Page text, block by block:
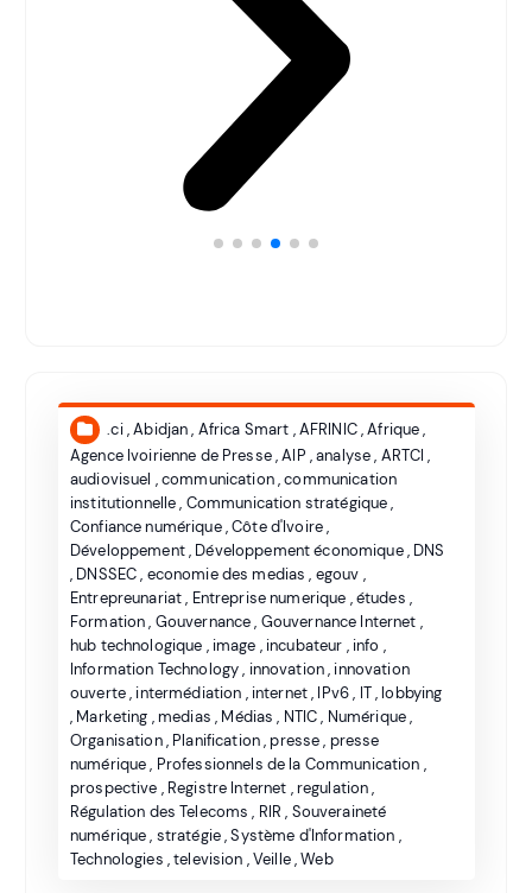
.ci,Abidjan, Africa Smart ,AFRINIC,Afrique,
Agence Ivoirienne de Presse,AIP ,analyse, ARTCI ,
audiovisuel ,communication,communication
institutionnelle, Communication stratégique,
Confiance numérique,Côte d'Ivoire,
Développement, Développement économique, DNS
, DNSSEC, economie des medias , egouv ,
Entrepreunariat, Entreprise numerique ,études ,
Formation, Gouvernance, Gouvernance Internet ,
hub technologique , image , incubateur , info ,
Information Technology, innovation, innovation
ouverte, intermédiation , internet, IPv6, IT,lobbying
, Marketing ,medias , Médias , NTIC, Numérique,
Organisation, Planification,presse, presse
numérique, Professionnels de la Communication ,
prospective , Registre Internet ,regulation,
Régulation des Telecoms , RIR , Souveraineté
numérique, stratégie,Système d'Information ,
Technologies ,television ,Veille,Web